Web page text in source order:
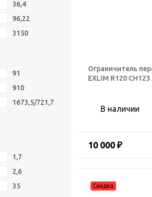
36,4
96,22
3150
91
910
1673,5/721,7
1,7
2,6
35
Ограничитель
EXLIM R120 CH123
В наличии
10 000 ₽